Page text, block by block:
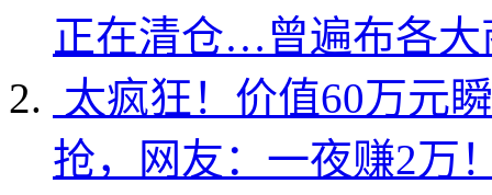
正在清仓…曾遍布各大
太疯狂！价值60万元
抢，网友：一夜赚2万